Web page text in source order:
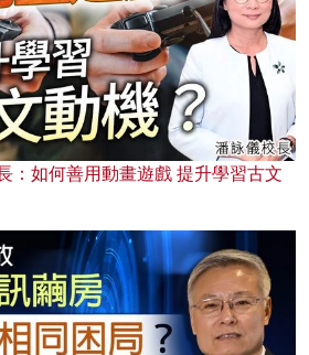
：如何善用動畫遊戲 提升學習古文